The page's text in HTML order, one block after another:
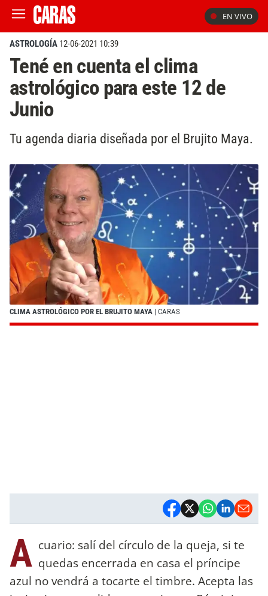
EN VIVO
ASTROLOGÍA 12-06-2021 10:39
Tené en cuenta el clima
astrológico para este 12 de
Junio
Tu agenda diaria diseñada por el Brujito Maya.
CLIMA ASTROLÓGICO POR EL BRUJITO MAYA | CARAS
A cuario: salí del círculo de la queja, si te
quedas encerrada en casa el príncipe
azul no vendrá a tocarte el timbre. Acepta las